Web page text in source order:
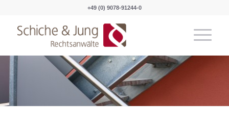
+49 (0) 9078-91244-0